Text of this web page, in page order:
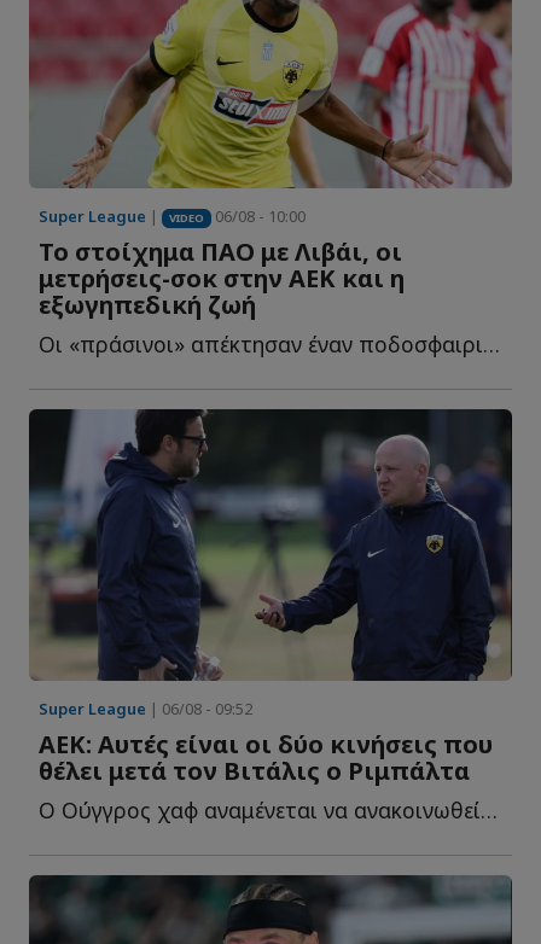
Super League | VIDEO 06/08 - 10:00
Το στοίχημα ΠΑΟ με Λιβάι, οι
μετρήσεις-σοκ στην ΑΕΚ και η
εξωγηπεδική ζωή
Οι «πράσινοι» απέκτησαν έναν ποδοσφαιριστή με σπάνια α...
Super League | 06/08 - 09:52
ΑΕΚ: Αυτές είναι οι δύο κινήσεις που
θέλει μετά τον Βιτάλις ο Ριμπάλτα
Ο Ούγγρος χαφ αναμένεται να ανακοινωθεί εντός της ημέρας, α...